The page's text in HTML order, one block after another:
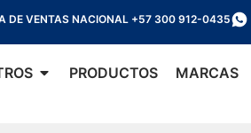
DE VENTAS NACIONAL +57 300 912-0435
Abrir Nosotros
PRODUCTOS MARCAS